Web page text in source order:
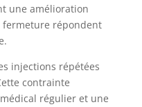
une amélioration
fermeture répondent
injections répétées
contrainte
régulier et une